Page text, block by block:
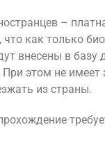
–
как только
внесены в базу
этом не имеет
из страны.